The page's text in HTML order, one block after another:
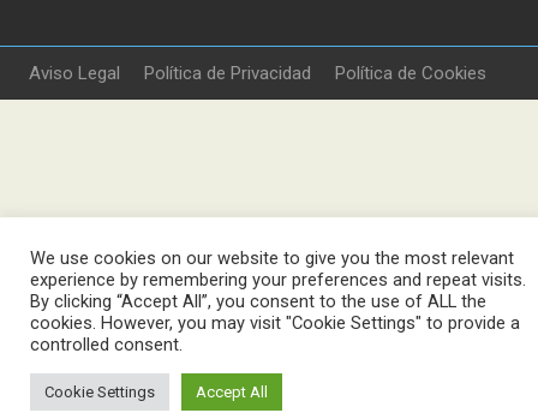
We use cookies on our website to give you the most relevant
experience by remembering your preferences and repeat visits.
By clicking “Accept All”, you consent to the use of ALL the
cookies. However, you may visit "Cookie Settings" to provide a
controlled consent.
Cookie Settings Accept All
Aviso Legal Política de Privacidad Política de Cookies